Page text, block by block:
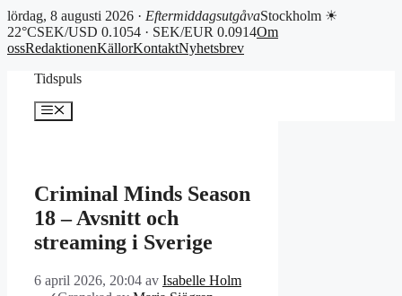
lördag, 8 augusti 2026 · EftermiddagsutgåvaStockholm ☀
22°CSEK/USD 0.1054 · SEK/EUR 0.0914Om
ossRedaktionenKällorKontaktNyhetsbrev
Tidspuls
Meny
Criminal Minds Season
18 – Avsnitt och
streaming i Sverige
6 april 2026, 20:04 av Isabelle Holm